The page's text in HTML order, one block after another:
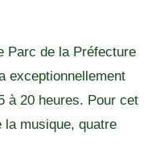
Parc de la Préfecture
exceptionnellement
à 20 heures. Pour cet
musique, quatre